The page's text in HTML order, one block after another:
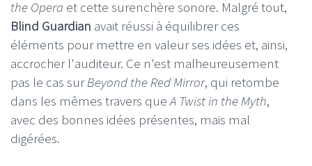
the Opera et cette surenchère sonore. Malgré tout,
Blind Guardian avait réussi à équilibrer ces
éléments pour mettre en valeur ses idées et, ainsi,
accrocher l'auditeur. Ce n'est malheureusement
pas le cas surBeyond the Red Mirror, qui retombe
dans les mêmes travers queA Twist in the Myth,
avec des bonnes idées présentes, mais mal
digérées.